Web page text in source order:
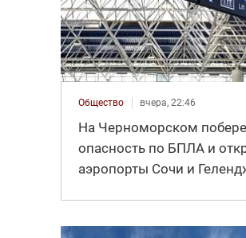
Общество вчера, 22:46
На Черноморском
опасность по БПЛА и
аэропорты Сочи и